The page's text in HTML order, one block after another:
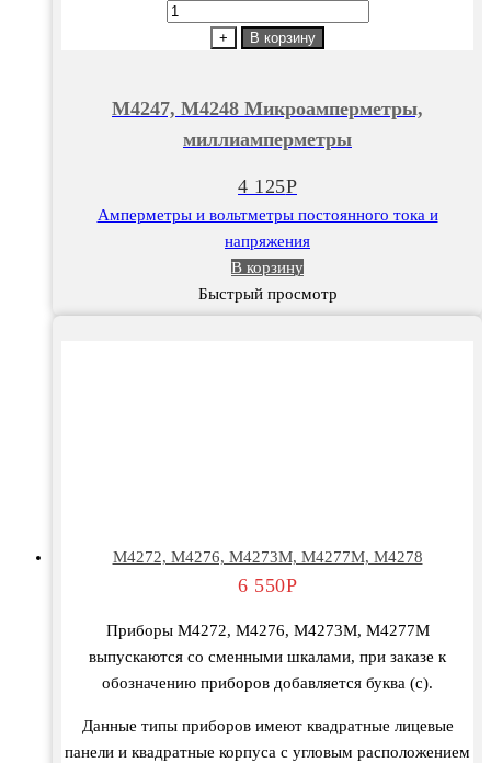
Количество
Микроамперметры,
миллиамперметры
+ В корзину
М4247, М4248 Микроамперметры,
миллиамперметры
4 125Р
Амперметры и вольтметры постоянного тока и
напряжения
В корзину
Быстрый просмотр
М4272, М4276, М4273М, М4277М, М4278
6 550Р
Приборы М4272, М4276, М4273М, М4277М
выпускаются со сменными шкалами, при заказе к
обозначению приборов добавляется буква (с).
Данные типы приборов имеют квадратные лицевые
панели и квадратные корпуса с угловым расположением